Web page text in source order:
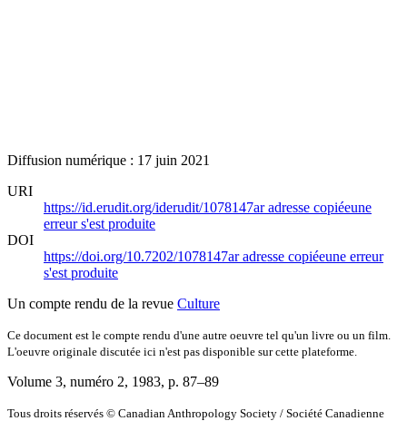
Diffusion numérique : 17 juin 2021
URI
https://id.erudit.org/iderudit/1078147aradresse copiéeune
erreur s'est produite
DOI
https://doi.org/10.7202/1078147aradresse copiéeune erreur
s'est produite
Un compte rendu de la revue Culture
Ce document est le compte rendu d'une autre oeuvre tel qu'un livre ou un film.
L'oeuvre originale discutée ici n'est pas disponible sur cette plateforme.
Volume 3, numéro 2, 1983, p. 87–89
Tous droits réservés © Canadian Anthropology Society / Société Canadienne